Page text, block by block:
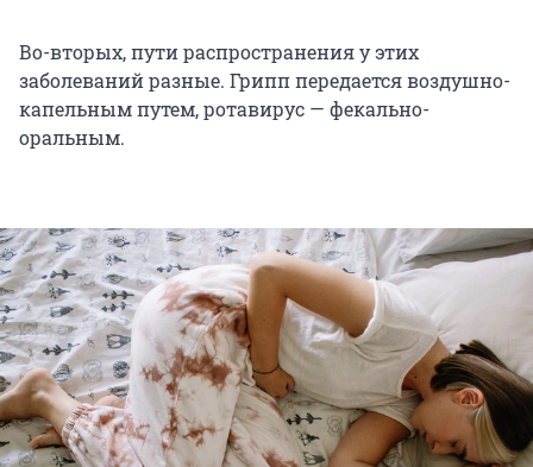
Во-вторых, пути распространения у этих
заболеваний разные. Грипп передается воздушно-
капельным путем, ротавирус — фекально-
оральным.